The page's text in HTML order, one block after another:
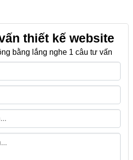
thiết kế website
bằng lắng nghe 1 câu tư vấn